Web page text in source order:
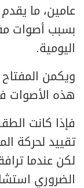
عامين، ما يقدم
بسبب أصوات
اليومية.
ويكمن
هذه الأصوات
فإذا كانت
تقييد لحركة
لكن عندما
الضروري